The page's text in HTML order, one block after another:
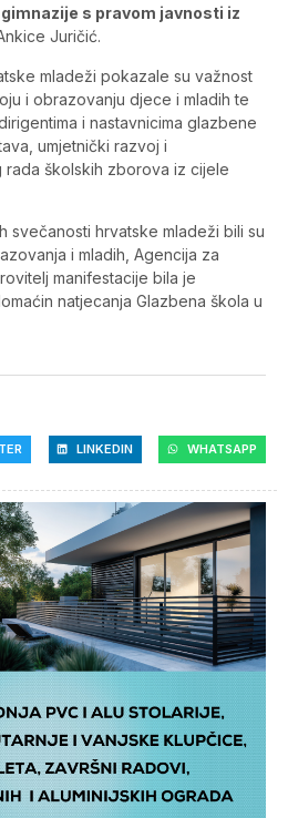
s pravom javnosti iz
Juričić.
mladeži pokazale su važnost
i obrazovanju djece i mladih te
i nastavnicima glazbene
umjetnički razvoj i
školskih zborova iz cijele
svečanosti hrvatske mladeži bili su
i mladih, Agencija za
manifestacije bila je
natjecanja Glazbena škola u
LINKEDIN WHATSAPP